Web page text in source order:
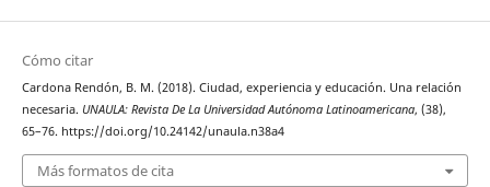
Cómo citar
Cardona Rendón, B. M. (2018). Ciudad, experiencia y educación. Una relación
necesaria. UNAULA: Revista De La Universidad Autónoma Latinoamericana, (38),
65–76. https://doi.org/10.24142/unaula.n38a4
Más formatos de cita